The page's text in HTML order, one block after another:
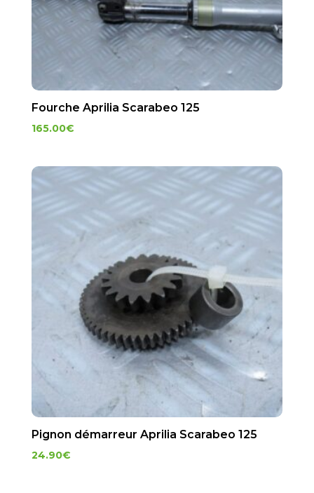
Fourche Aprilia Scarabeo 125
165.00€
Pignon démarreur Aprilia Scarabeo 125
24.90€